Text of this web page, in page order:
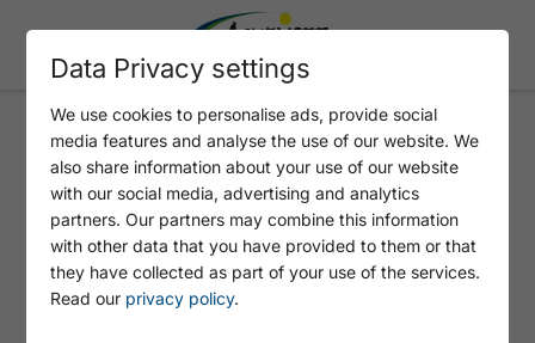
Excursion to the Tiroler
Steinöl distillery
Data Privacy settings
We use cookies to personalise ads, provide social
media features and analyse the use of our website. We
also share information about your use of our website
with our social media, advertising and analytics
partners. Our partners may combine this information
with other data that you have provided to them or that
they have collected as part of your use of the services.
Read our privacy policy.